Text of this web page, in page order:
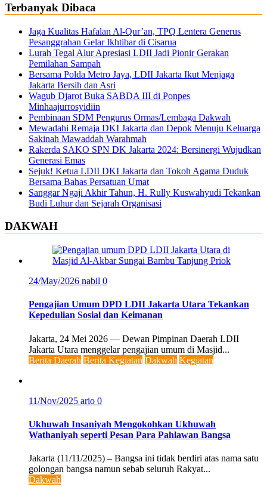
Terbanyak Dibaca
Jaga Kualitas Hafalan Al-Qur’an, TPQ Lentera Generus
Pesanggrahan Gelar Ikhtibar di Cisarua
Lurah Tegal Alur Apresiasi LDII Jadi Pionir Gerakan
Pemilahan Sampah
Bersama Polda Metro Jaya, LDII Jakarta Ikut Menjaga
Jakarta Bersih dan Asri
Wagub Djarot Buka SABDA III di Ponpes
Minhaajurrosyidiin
Pembinaan SDM Pengurus Ormas/Lembaga Dakwah
Mewadahi Remaja DKI Jakarta dan Depok Menuju Keluarga
Sakinah Mawaddah Warahmah
Rakerda SAKO SPN DK Jakarta 2024: Bersinergi Wujudkan
Generasi Emas
Sejuk! Ketua LDII DKI Jakarta dan Tokoh Agama Duduk
Bersama Bahas Persatuan Umat
Sanggar Ngaji Akhir Tahun, H. Rully Kuswahyudi Tekankan
Budi Luhur dan Sejarah Organisasi
DAKWAH
24/May/2026 nabil 0
Pengajian Umum DPD LDII Jakarta Utara Tekankan
Kepedulian Sosial dan Keimanan
Jakarta, 24 Mei 2026 — Dewan Pimpinan Daerah LDII
Jakarta Utara menggelar pengajian umum di Masjid...
Berita Daerah Berita Kegiatan Dakwah Kegiatan
11/Nov/2025 ario 0
Ukhuwah Insaniyah Mengokohkan Ukhuwah
Wathaniyah seperti Pesan Para Pahlawan Bangsa
Jakarta (11/11/2025) – Bangsa ini tidak berdiri atas nama satu
golongan bangsa namun sebab seluruh Rakyat...
Dakwah